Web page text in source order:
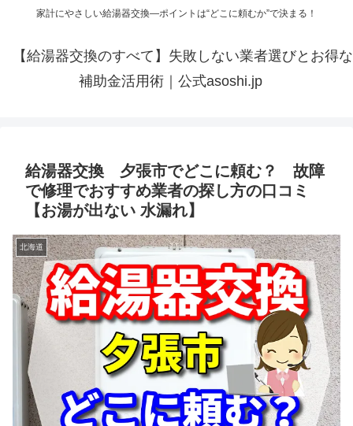
家計にやさしい給湯器交換—ポイントは“どこに頼むか”で決まる！
【給湯器交換のすべて】失敗しない業者選びとお得な
補助金活用術｜公式asoshi.jp
給湯器交換 夕張市でどこに頼む？ 故障
で修理でおすすめ業者の探し方の口コミ
【お湯が出ない 水漏れ】
北海道